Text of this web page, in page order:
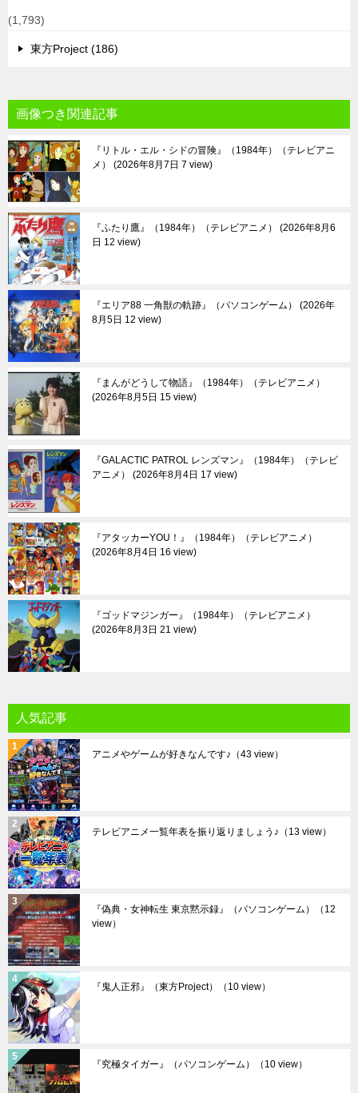
(1,793)
東方Project (186)
画像つき関連記事
『リトル・エル・シドの冒険』（1984年）（テレビアニ
メ）
2026年8月7日 7 view
『ふたり鷹』（1984年）（テレビアニメ）
2026年8月6
日 12 view
『エリア88 一角獣の軌跡』（パソコンゲーム）
2026年
8月5日 12 view
『まんがどうして物語』（1984年）（テレビアニメ）
2026年8月5日 15 view
『GALACTIC PATROL レンズマン』（1984年）（テレビ
アニメ）
2026年8月4日 17 view
『アタッカーYOU！』（1984年）（テレビアニメ）
2026年8月4日 16 view
『ゴッドマジンガー』（1984年）（テレビアニメ）
2026年8月3日 21 view
人気記事
アニメやゲームが好きなんです♪ （43 view）
テレビアニメ一覧年表を振り返りましょう♪ （13 view）
『偽典・女神転生 東京黙示録』（パソコンゲーム）
（12
view）
『鬼人正邪』（東方Project） （10 view）
『究極タイガー』（パソコンゲーム） （10 view）